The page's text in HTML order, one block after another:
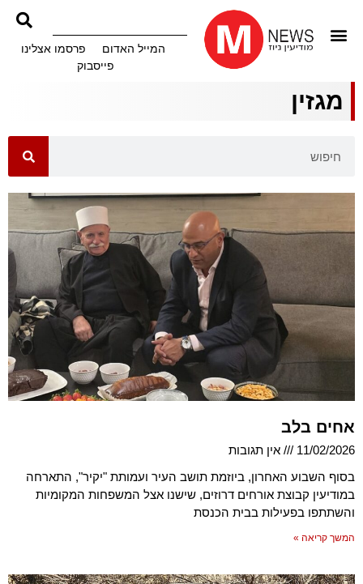
המייל האדום
פרסמו אצלינו
פייסבוק
מגזין
אחים בלב
11/02/2026
אין תגובות
בסוף השבוע האחרון, ביוזמת תושב העיר ועמותת "יקיר", התארחה
במודיעין קבוצת אורחים דרוזים, שישנו אצל המשפחות המקומיות
והשתתפו בפעילות בבית הכנסת
המשך קריאה »